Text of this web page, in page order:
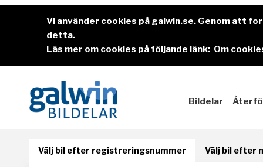
Vi använder cookies på galwin.se. Genom att
detta.
Läs mer om cookies på följande länk: Om
Bildelar
Välj bil efter registreringsnummer Välj bil efter